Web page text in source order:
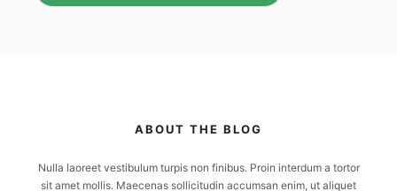
ABOUT THE BLOG
Nulla laoreet vestibulum turpis non finibus. Proin interdum a tortor
sit amet mollis. Maecenas sollicitudin accumsan enim, ut aliquet